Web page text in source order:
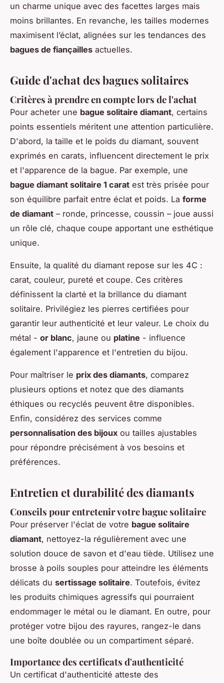
un charme unique avec des facettes larges mais
moins brillantes. En revanche, les tailles modernes
maximisent l’éclat, alignées sur les tendances des
bagues de fiançailles actuelles.
Guide d'achat des bagues solitaires
Critères à prendre en compte lors de l'achat
Pour acheter une bague solitaire diamant, certains
points essentiels méritent une attention particulière.
D'abord, la taille et le poids du diamant, souvent
exprimés en carats, influencent directement le prix
et l'apparence de la bague. Par exemple, une
bague diamant solitaire 1 carat est très prisée pour
son équilibre parfait entre éclat et poids. La forme
de diamant – ronde, princesse, coussin – joue aussi
un rôle clé, chaque coupe apportant une esthétique
unique.
Ensuite, la qualité du diamant repose sur les 4C :
carat, couleur, pureté et coupe. Ces critères
définissent la clarté et la brillance du diamant
solitaire. Privilégiez les pierres certifiées pour
garantir leur authenticité et leur valeur. Le choix du
métal - or blanc, jaune ou platine - influence
également l'apparence et l'entretien du bijou.
Pour maîtriser le prix des diamants, comparez
plusieurs options et notez que des diamants
éthiques ou recyclés peuvent être disponibles.
Enfin, considérez des services comme
personnalisation des bijoux ou tailles ajustables
pour répondre précisément à vos besoins et
préférences.
Entretien et durabilité des diamants
Conseils pour entretenir votre bague solitaire
Pour préserver l'éclat de votre bague solitaire
diamant, nettoyez-la régulièrement avec une
solution douce de savon et d'eau tiède. Utilisez une
brosse à poils souples pour atteindre les éléments
délicats du sertissage solitaire. Toutefois, évitez
les produits chimiques agressifs qui pourraient
endommager le métal ou le diamant. En outre, pour
protéger votre bijou des rayures, rangez-le dans
une boîte doublée ou un compartiment séparé.
Importance des certificats d'authenticité
Un certificat d'authenticité atteste des